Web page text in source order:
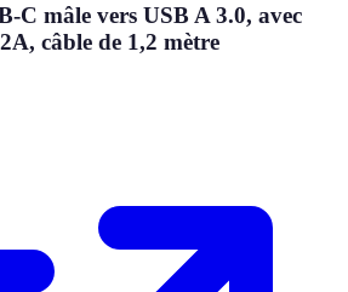
C mâle vers USB A 3.0, avec
câble de 1,2 mètre